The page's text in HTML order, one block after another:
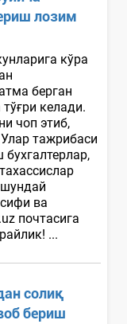
лозим
кўра
берган
келади.
чоп этиб,
тажрибаси
ва
почтасига
...
солиқ
бериш